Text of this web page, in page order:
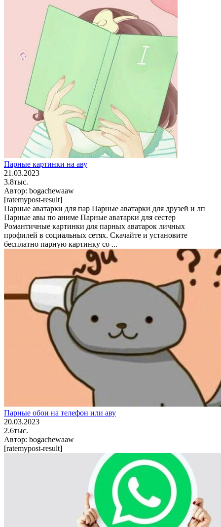
Парные картинки на аву
21.03.2023
3.8тыс.
Автор: bogachewaaw
[ratemypost-result]
Парные аватарки для пар Парные аватарки для друзей и лп
Парные авы по аниме Парные аватарки для сестер
Романтичные картинки для парных аватарок личных
профилей в социальных сетях. Скачайте и установите
бесплатно парную картинку со ...
Парные обои на телефон или аву
20.03.2023
2.6тыс.
Автор: bogachewaaw
[ratemypost-result]